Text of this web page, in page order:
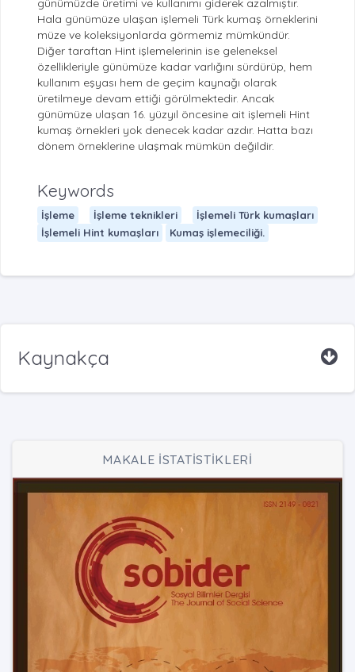
günümüzde üretimi ve kullanımı giderek azalmıştır.
Hala günümüze ulaşan işlemeli Türk kumaş örneklerini
müze ve koleksiyonlarda görmemiz mümkündür.
Diğer taraftan Hint işlemelerinin ise geleneksel
özellikleriyle günümüze kadar varlığını sürdürüp, hem
kullanım eşyası hem de geçim kaynağı olarak
üretilmeye devam ettiği görülmektedir. Ancak
günümüze ulaşan 16. yüzyıl öncesine ait işlemeli Hint
kumaş örnekleri yok denecek kadar azdır. Hatta bazı
dönem örneklerine ulaşmak mümkün değildir.
Keywords
İşleme İşleme teknikleri
İşlemeli Türk kumaşları
İşlemeli Hint kumaşları
Kumaş işlemeciliği.
Kaynakça
MAKALE İSTATİSTİKLERİ